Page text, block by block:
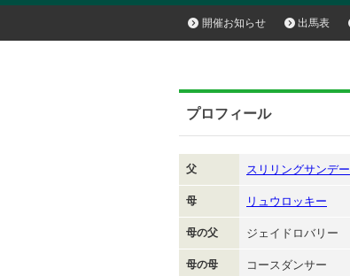
開催お知らせ 出馬表
プロフィール
父 スリリングサンデー
母 リュウロッキー
母の父 ジェイドロバリー
母の母 コースダンサー